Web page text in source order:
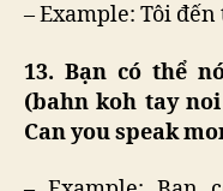
– Example: Tôi
13. Bạn có thể
(bahn koh tay
Can you speak